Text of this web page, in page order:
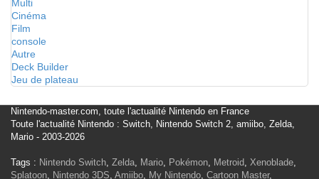
Multi
Cinéma
Film
console
Autre
Deck Builder
Jeu de plateau
Nintendo-master.com, toute l'actualité Nintendo en France
Toute l'actualité Nintendo : Switch, Nintendo Switch 2, amiibo, Zelda,
Mario - 2003-2026
Tags : Nintendo Switch, Zelda, Mario, Pokémon, Metroid, Xenoblade,
Splatoon, Nintendo 3DS, Amiibo, My Nintendo, Cartoon Master,